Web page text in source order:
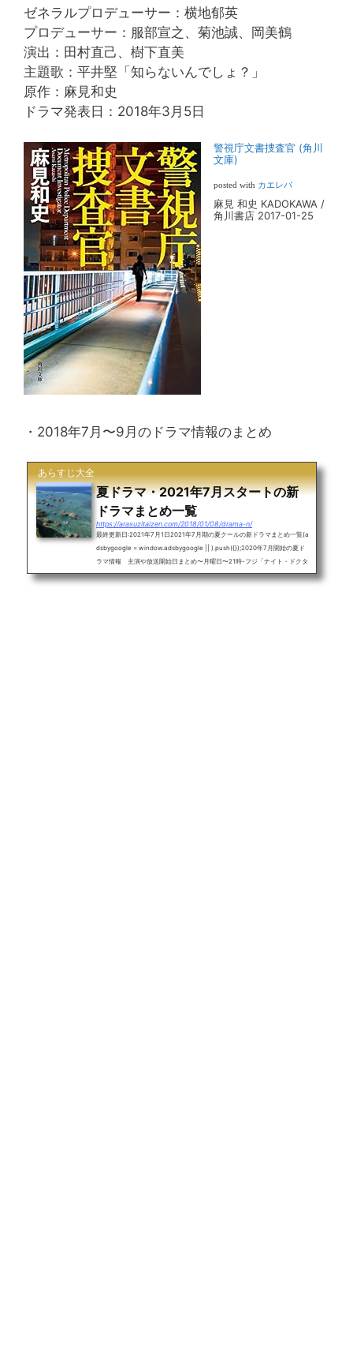
ゼネラルプロデューサー：横地郁英
プロデューサー：服部宣之、菊池誠、岡美鶴
演出：田村直己、樹下直美
主題歌：平井堅「知らないんでしょ？」
原作：麻見和史
ドラマ発表日：2018年3月5日
警視庁文書捜査官 (角川
文庫)
posted with カエレバ
麻見 和史 KADOKAWA /
角川書店 2017-01-25
・2018年7月〜9月のドラマ情報のまとめ
あらすじ大全
夏ドラマ・2021年7月スタートの新
ドラマまとめ一覧
https://arasuzitaizen.com/2018/01/08/drama-n/
最終更新日:2021年7月1日2021年7月期の夏クールの新ドラマまとめ一覧(a
dsbygoogle = window.adsbygoogle || ).push({});2020年7月開始の夏ド
ラマ情報 主演や放送開始日まとめ〜月曜日〜21時-フジ「ナイト・ドクタ
ー」波瑠(6月21日)〜火曜日〜21時-フジ「彼女はキレイだった」中島健